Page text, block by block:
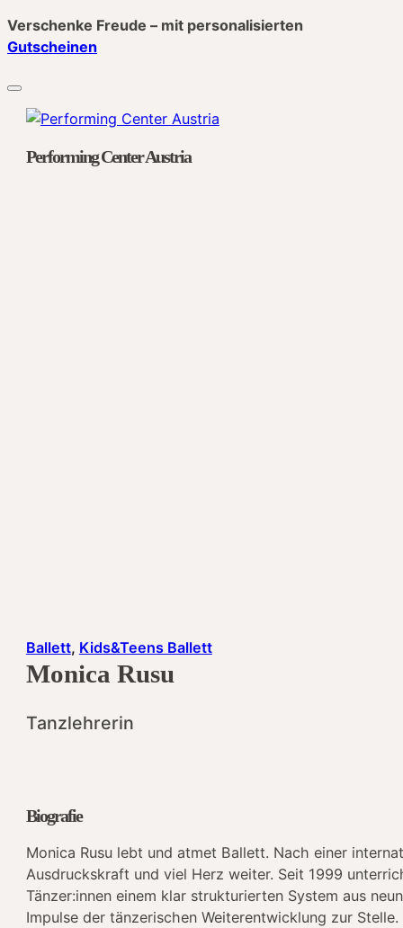
Verschenke Freude – mit personalisierten
Gutscheinen
Performing Center Austria
Ballett, Kids&Teens Ballett
Monica Rusu
Tanzlehrerin
Biografie
Monica Rusu lebt und atmet Ballett. Nach einer
Ausdruckskraft und viel Herz weiter. Seit 1999
Tänzer:innen einem klar strukturierten System aus
Impulse der tänzerischen Weiterentwicklung zur Stelle.